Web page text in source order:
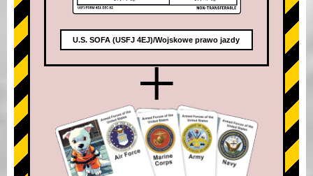
U.S. SOFA (USFJ 4EJ)/Wojskowe prawo jazdy
+